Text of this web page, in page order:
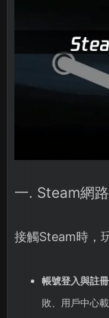
一. Steam網
接觸Steam時，
帳號登入與註
敗、用戶中心